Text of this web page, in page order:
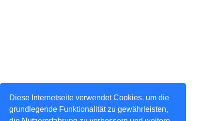
Diese Internetseite verwendet Cookies, um die
grundlegende Funktionalität zu gewährleisten,